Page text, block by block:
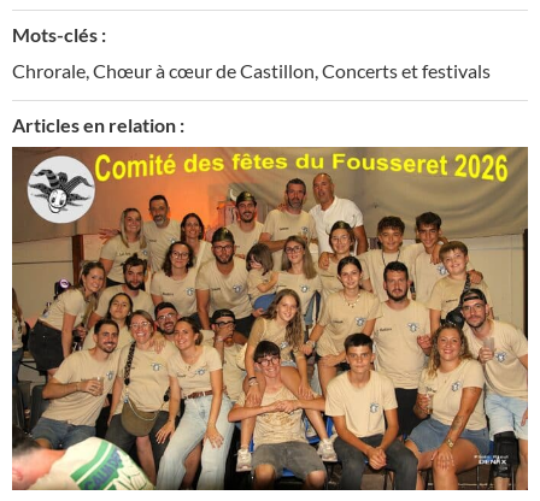
Mots-clés :
Chrorale Chœur à cœur de Castillon Concerts et festivals
Articles en relation :